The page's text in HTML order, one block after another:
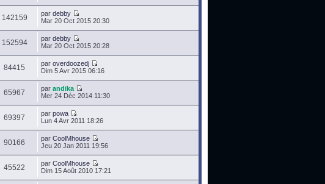
142159 par debby
Mar 20 Oct 2015 20:30
152594 par debby
Mar 20 Oct 2015 20:28
84415 par overdoozedj
Dim 5 Avr 2015 06:16
65967 par andika
Mer 24 Déc 2014 11:30
69397 par powa
Lun 4 Avr 2011 18:26
90166 par CoolMhouse
Jeu 20 Jan 2011 19:56
45522 par CoolMhouse
Dim 15 Août 2010 17:21